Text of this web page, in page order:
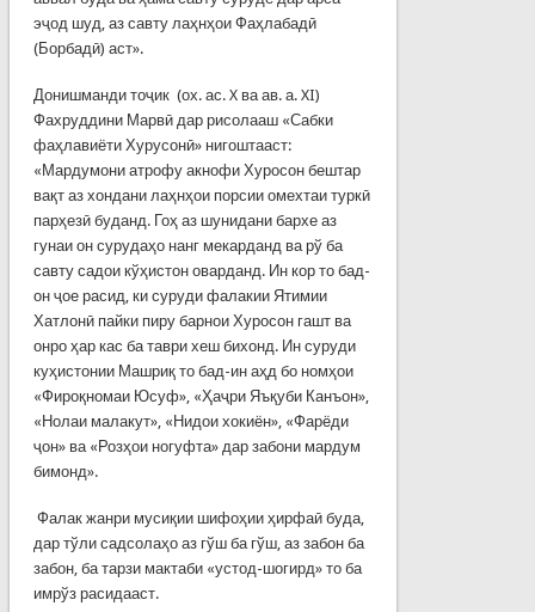
эҷод шуд, аз савту лаҳнҳои Фаҳлабадӣ
(Борбадӣ) аст».
Донишманди тоҷик (ох. ас. X ва ав. а. XI)
Фахруддини Марвӣ дар рисолааш «Сабки
фаҳлавиёти Хурусонӣ» нигоштааст:
«Мардумони атрофу акнофи Хуросон бештар
вақт аз хондани лаҳнҳои порсии омехтаи туркӣ
парҳезӣ буданд. Гоҳ аз шунидани бархе аз
гунаи он сурудаҳо нанг мекарданд ва рў ба
савту садои кўҳистон оварданд. Ин кор то бад-
он ҷое расид, ки суруди фалакии Ятимии
Хатлонӣ пайки пиру барнои Хуросон гашт ва
онро ҳар кас ба таври хеш бихонд. Ин суруди
куҳистонии Машриқ то бад-ин аҳд бо номҳои
«Фироқномаи Юсуф», «Ҳаҷри Яъқуби Канъон»,
«Нолаи малакут», «Нидои хокиён», «Фарёди
ҷон» ва «Розҳои ногуфта» дар забони мардум
бимонд».
Фалак жанри мусиқии шифоҳии ҳирфаӣ буда,
дар тўли садсолаҳо аз гўш ба гўш, аз забон ба
забон, ба тарзи мактаби «устод-шогирд» то ба
имрўз расидааст.